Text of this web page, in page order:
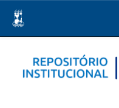
navigation